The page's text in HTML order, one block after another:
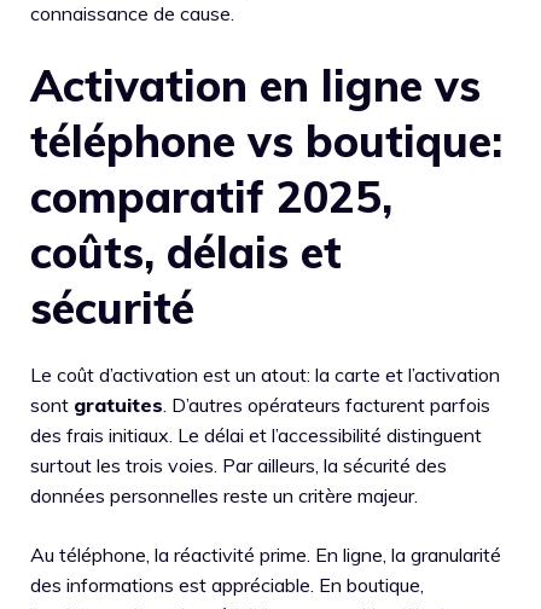
connaissance de cause.
Activation en ligne vs
téléphone vs boutique:
comparatif 2025,
coûts, délais et
sécurité
Le coût d’activation est un atout: la carte et l’activation
sont gratuites . D’autres opérateurs facturent parfois
des frais initiaux. Le délai et l’accessibilité distinguent
surtout les trois voies. Par ailleurs, la sécurité des
données personnelles reste un critère majeur.
Au téléphone, la réactivité prime. En ligne, la granularité
des informations est appréciable. En boutique,